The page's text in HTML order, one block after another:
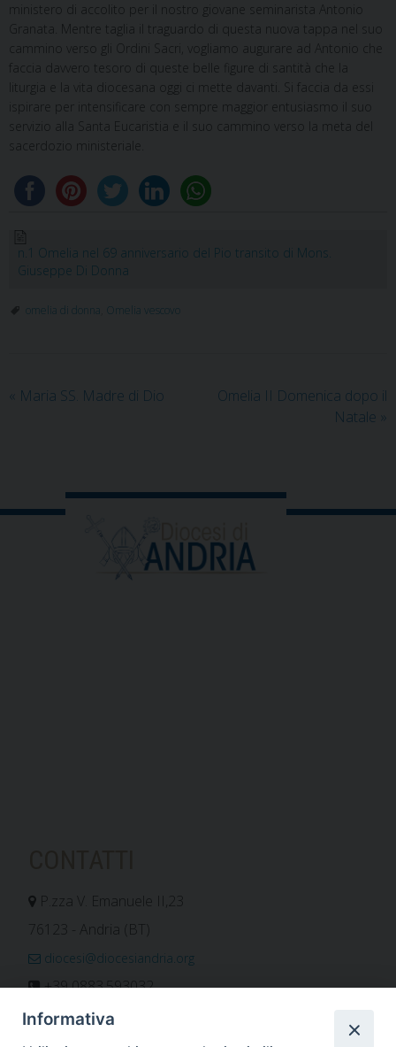
ministero di accolito per il nostro giovane seminarista Antonio
Granata. Mentre taglia il traguardo di questa nuova tappa nel suo
cammino verso gli Ordini Sacri, vogliamo augurare ad Antonio che
faccia davvero tesoro di queste belle figure di santità che la
liturgia e la vita diocesana oggi ci mette davanti. Si faccia da essi
ispirare per intensificare con sempre maggior entusiasmo il suo
servizio alla Santa Eucaristia e il suo cammino verso la meta del
sacerdozio ministeriale.
n.1 Omelia nel 69 anniversario del Pio transito di Mons.
Giuseppe Di Donna
omelia di donna Omelia vescovo
« Maria SS. Madre di Dio
Omelia II Domenica dopo il
Natale »
P.zza V. Emanuele II,23
76123 - Andria (BT)
diocesi@diocesiandria.org
+39 0883.593032
+39 0883.592596
Informativa